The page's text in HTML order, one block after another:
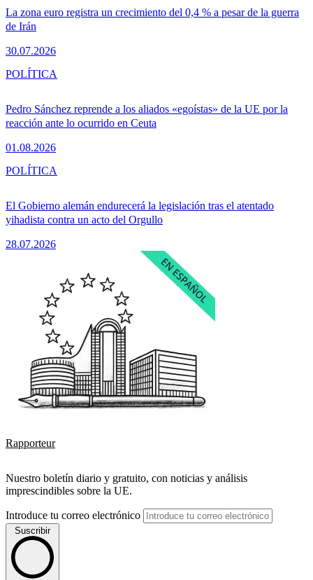
La zona euro registra un crecimiento del 0,4 % a pesar de la guerra
de Irán
30.07.2026
Pedro Sánchez reprende a los aliados «egoístas» de la UE por la
reacción ante lo ocurrido en Ceuta
01.08.2026
POLÍTICA
El Gobierno alemán endurecerá la legislación tras el atentado
yihadista contra un acto del Orgullo
28.07.2026
POLÍTICA
Rapporteur
Nuestro boletín diario y gratuito, con noticias y análisis
imprescindibles sobre la UE.
Introduce tu correo electrónico
Suscribir